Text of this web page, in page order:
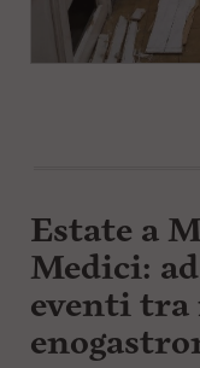
Estate a
Medici:
eventi tra